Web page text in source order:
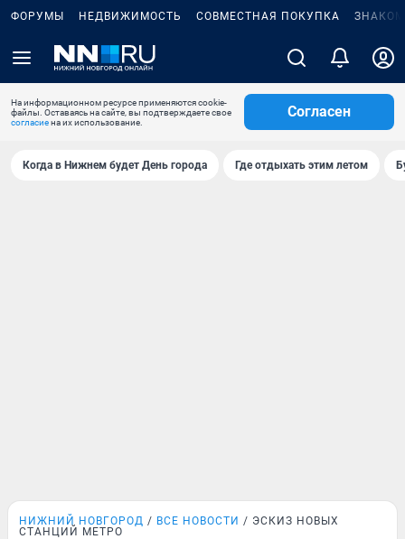
ФОРУМЫ НЕДВИЖИМОСТЬ СОВМЕСТНАЯ ПОКУПКА
На информационном ресурсе применяются cookie-
файлы. Оставаясь на сайте, вы подтверждаете свое
согласиена их использование.
Согласен
Когда в Нижнем будет День города Где отдыхать этим летом
НИЖНИЙ НОВГОРОД ВСЕ НОВОСТИ
ЭСКИЗ НОВЫХ
СТАНЦИЙ МЕТРО